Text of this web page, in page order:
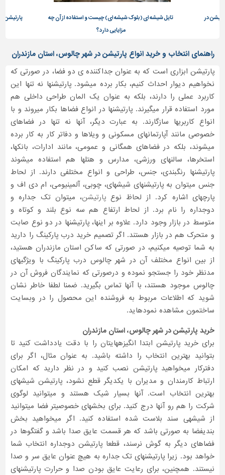
شهرسازی،
ترافیک
و
سازه
سایر
تایل شیشه ای (بلوک شیشه ای) چیست و استفاده از آن چه
پارتیشن پارچه ای، ایده ای
راهنمای انتخاب و خرید انواع پارتیشن در شهر چالوس، استان مازندران
پارتیشن ابزاری است که به عنوان جداکننده ی دو فضا، در صورتی که
نخواهیم دیوار احداث کنیم، بکار برده میشود. پارتیشنها نه تنها این
کاربرد عملی را دارند، بلکه به عنوان یک المان طراحی داخلی هم
مورد استفاده قرار میگیرند. پارتیشنها در انواع فضاها بکار میروند و با
انواع کاربریها سازگارند. به عبارت دیگر، آنها نه تنها در فضاهای
خصوصی مانند آپارتمانهای مسکونی و ویلاها و دفاتر کار به کار برده
میشوند، بلکه در فضاهای همگانی و عمومی، مانند ادارات، بانکها،
استخرها، سالنهای ورزشی، مدارس و هتلها هم استفاده میشوند
پارتیشنها رنگبندی، جنس، طراحی و انواع مختلفی دارند. از لحاط
جنس میتوان به پارتیشنهای شیشهای، چوبی، آلمینیومی، ام دی اف و
پارچهای اشاره کرد. از لحاظ نوعپارتیشن، میتوان تک جداره و
دوجداره را نام برد. از لحاط ارتفاع هم سه نوع بلند و کوتاه و
متوسط در بازار وجود دارد. علاوه بر اینها، پارتیشنها در دو نوع صابت
و متحرک هم در بازار هستند. اگر تصمیم خرید درب پارکینگ را دارید
به شما توصیه میکنیم، در صورتی که ساکن استان مازندران هستید،
از بین انواع مختلف آن در شهر چالوس درب پارکینگ با ویژگیهای
مدنظر خود را جستجو نموده و درصورتی که نمایندگان فروش آن در
چالوس موجود هستند، با آنها تماس بگیرید. ضمنا لطفا خاطر نشان
شوید که اطلاعات مربوط به فروشنده این محصول را در وبسایت
ساختمون مشاهده نمودهاید.
خرید پارتیشن در شهر چالوس، استان مازندران
برای خرید پارتیشن ابتدا انگیزههایتان را با دقت یادداشت کنید تا
بتوانید بهترین انتخاب را داشته باشید. به عنوان مثال، اگر برای
دفترکار میخواهید پارتیشن نصب کنید و در نظر دارید که امکان
ارتباط کارمندان و مدیران با یکدیگر قطع نشود، پارتیشن شیشهای
بهترین انتخاب است. آنها بسیار شیک هستند و میتوانید لوگوی
شرکت را هم رو آنها درج کنید. برای بخشهای خصوصیتر فضا میتوانید
از شیشهی سند بلاست شده استفاده کنید. اگر میخواهید بخش
بندیفضا به صورتی باشد که هر قسمت عایق صدا باشد و گفتگوها در
فضاهای دیگر به گوش نرسند، قطعا پارتیشن دوجداره انتخاب شما
خواهد بود. زیرا پارتیشنهای تک جداره به هیچ عنوان عایق سر و صدا
نیستند. همچنین، برای رعایت عایق بودن صدا و حرارت پارتیشنهای